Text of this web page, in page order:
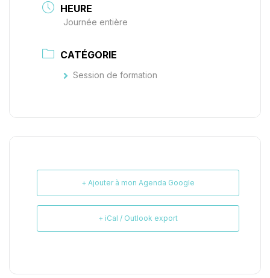
HEURE
Journée entière
CATÉGORIE
Session de formation
+ Ajouter à mon Agenda Google
+ iCal / Outlook export